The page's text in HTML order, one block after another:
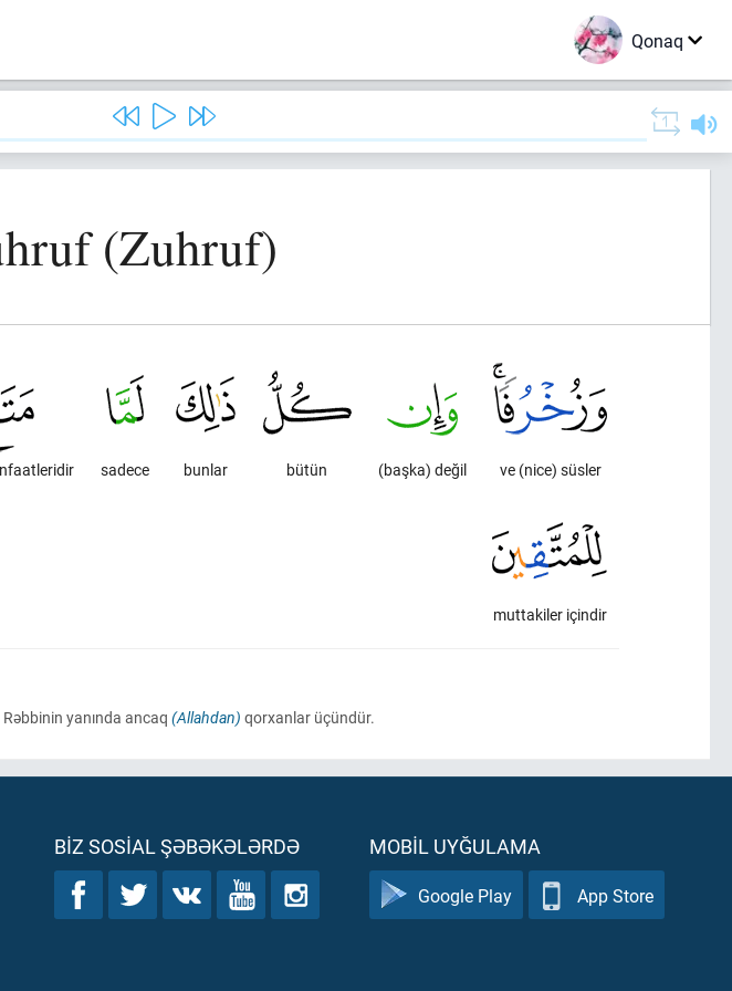
Qonaq
(Zuhruf)
ve (nice) süsler
(başka) değil
bütün
bunlar
sadece
muttakiler içindir
yanında ancaq (Allahdan) qorxanlar üçündür.
BIZ SOSIAL ŞƏBƏKƏLƏRDƏ MOBIL UYĞULAMA
Google Play App Store